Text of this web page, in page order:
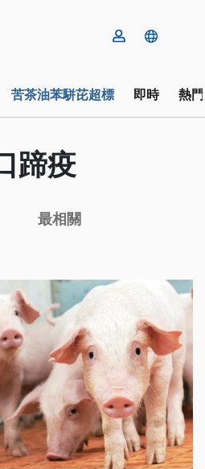
苦茶油苯駢芘超標 即時 熱
蹄疫
最相關